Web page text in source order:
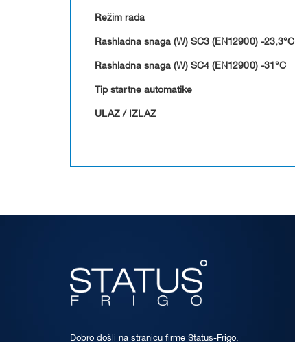
Režim rada
Rashladna snaga (W) SC3 (EN12900) -23,3°C
Rashladna snaga (W) SC4 (EN12900) -31°C
Tip startne automatike
ULAZ / IZLAZ
Dobro došli na stranicu firme Status-Frigo,